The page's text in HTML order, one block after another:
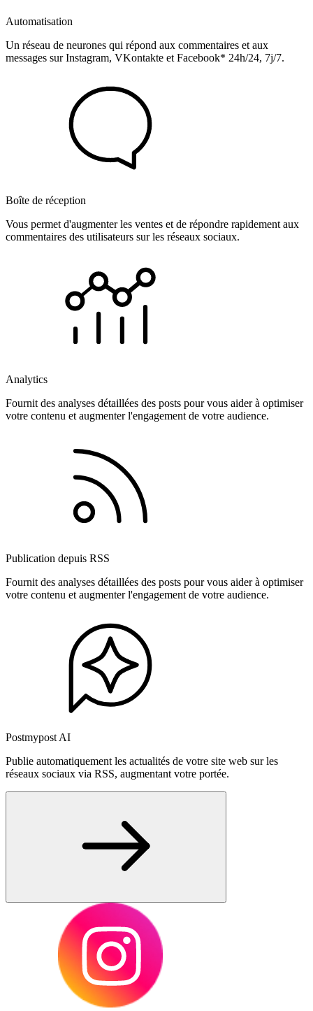
Automatisation
Un réseau de neurones qui répond aux commentaires et aux
messages sur Instagram, VKontakte et Facebook* 24h/24, 7j/7.
Boîte de réception
Vous permet d'augmenter les ventes et de répondre rapidement aux
commentaires des utilisateurs sur les réseaux sociaux.
Analytics
Fournit des analyses détaillées des posts pour vous aider à optimiser
votre contenu et augmenter l'engagement de votre audience.
Publication depuis RSS
Fournit des analyses détaillées des posts pour vous aider à optimiser
votre contenu et augmenter l'engagement de votre audience.
Postmypost AI
Publie automatiquement les actualités de votre site web sur les
réseaux sociaux via RSS, augmentant votre portée.